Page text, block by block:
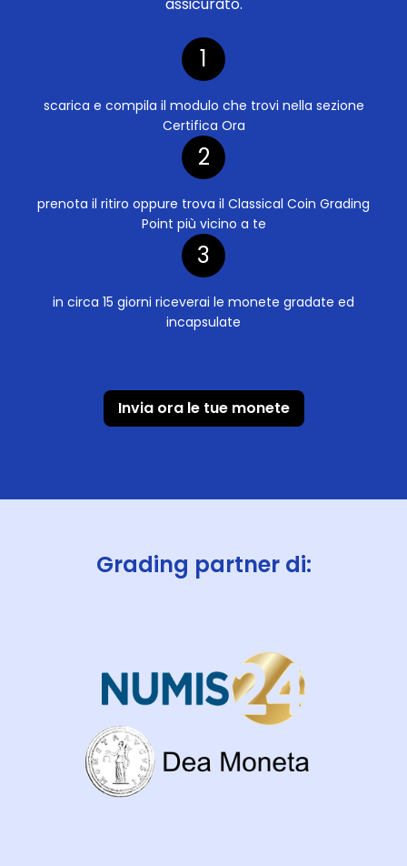
1
scarica e compila il modulo che trovi nella sezione
Certifica Ora
2
prenota il ritiro oppure trova il Classical Coin Grading
Point più vicino a te
3
in circa 15 giorni riceverai le monete gradate ed
incapsulate
Invia ora le tue monete
Grading partner di: